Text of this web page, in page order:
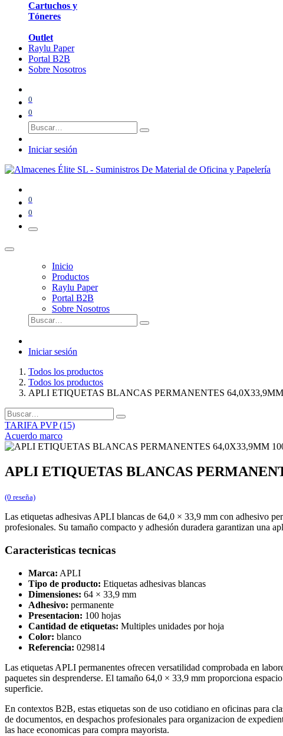
Cartuchos y
Tóneres
Outlet
Raylu Paper
Portal B2B
Sobre Nosotros
0
0
Iniciar sesión
0
0
Inicio
Productos
Raylu Paper
Portal B2B
Sobre Nosotros
Iniciar sesión
Todos los productos
Todos los productos
APLI ETIQUETAS BLANCAS PERMANENTES
TARIFA PVP (15)
Acuerdo marco
APLI ETIQUETAS BLANCAS
(0 reseña)
Las etiquetas adhesivas APLI blancas de 64,0 × 33,9 mm con adhesivo
profesionales. Su tamaño compacto y adhesión duradera garantizan una
Caracteristicas tecnicas
Marca: APLI
Tipo de producto: Etiquetas adhesivas blancas
Dimensiones: 64 × 33,9 mm
Adhesivo: permanente
Presentacion: 100 hojas
Cantidad de etiquetas: Multiples unidades por hoja
Color: blanco
Referencia: 029814
Las etiquetas APLI permanentes ofrecen versatilidad comprobada en
paquetes sin desprenderse. El tamaño 64,0 × 33,9 mm proporciona
superficie.
En contextos B2B, estas etiquetas son de uso cotidiano en oficinas para
de documentos, en despachos profesionales para organizacion de
las hace economicas para compra mayorista.